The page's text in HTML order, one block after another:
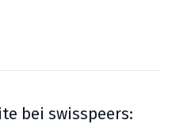
bei swisspeers: